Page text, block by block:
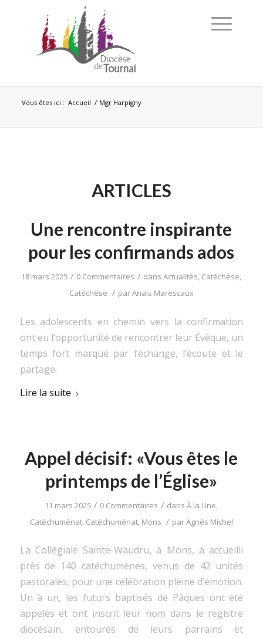
Vous êtes ici : Accueil / Mgr Harpigny
ARTICLES
Une rencontre inspirante
pour les confirmands ados
18 mars 2025 / 0 Commentaires / dansActualités, Catéchèse,
Catéchèse / parAnaïs Marescaux
Les adolescents en chemin vers la confirmation
ont eu l’opportunité de rencontrer leur Évêque, un
temps fort marqué par l’échange, l’écoute et le
partage.
Lire la suite
Appel décisif: «Vous êtes le
printemps de l’Église»
11 mars 2025 / 0 Commentaires / dansÀ la Une
Catéchuménat, Catéchuménat, Mons / parAgnès Michel
La Collégiale Sainte-Waudru, à Mons, a accueilli
près de 140 catéchumènes, venus de 42 unités
pastorales, pour une célébration pleine d’émotion.
Un à un, les futurs baptisés de Pâques ont été
appelés et ont inscrit leur nom dans le registre
diocésain, entourés de leurs parrains et